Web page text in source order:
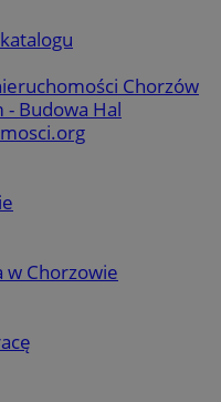
Chorzów
- Budowa Hal
w Chorzowie